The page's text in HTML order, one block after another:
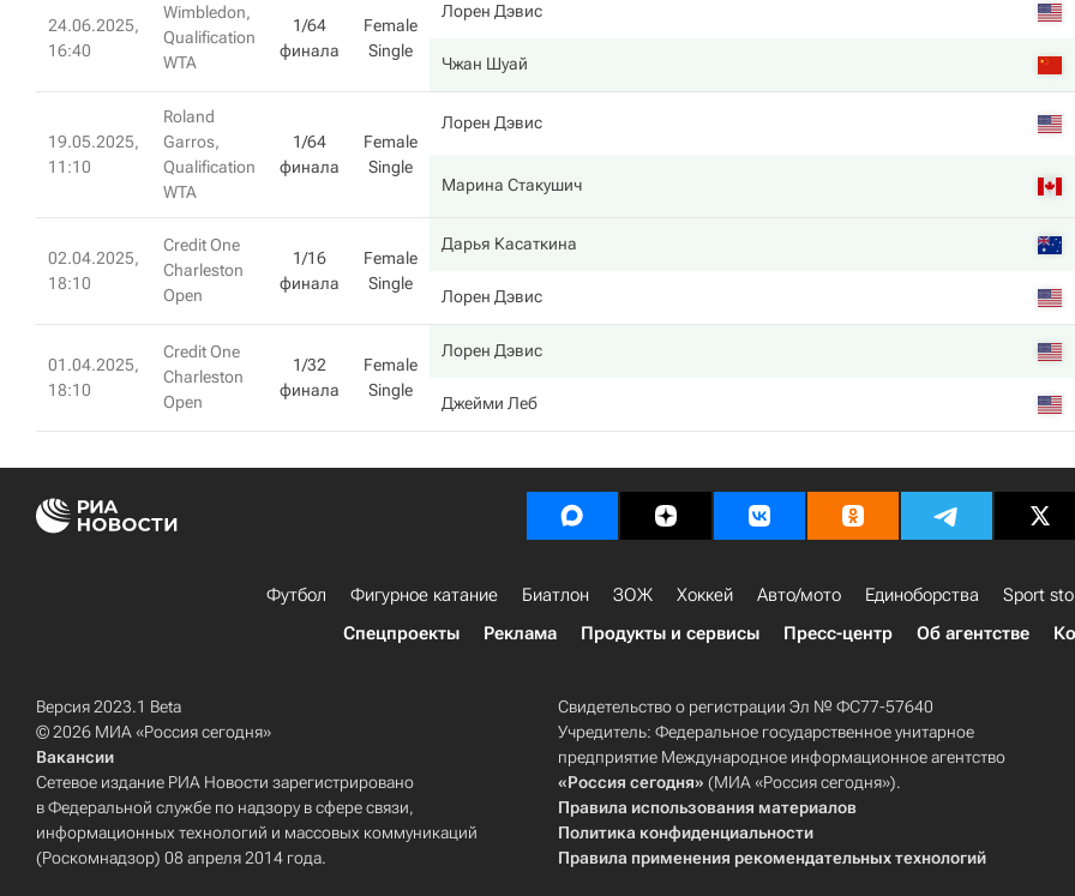
24.06.2025,
16:40
Wimbledon,
Qualification
WTA
1/64
финала
Female
Single
Лорен Дэвис
Чжан Шуай
19.05.2025,
11:10
Roland
Garros,
Qualification
WTA
1/64
финала
Female
Single
Лорен Дэвис
Марина Стакушич
02.04.2025,
18:10
Credit One
Charleston
Open
1/16
финала
Female
Single
Дарья Касаткина
Лорен Дэвис
01.04.2025,
18:10
Credit One
Charleston
Open
1/32
финала
Female
Single
Лорен Дэвис
Джейми Леб
Футбол Фигурное катание Биатлон ЗОЖ Хоккей Авто/мото Единоборства Sport
Спецпроекты
Реклама Продукты и сервисы Пресс-центр Об агентстве
Версия 2023.1 Beta
© 2026 МИА «Россия сегодня»
Вакансии
Сетевое издание РИА Новости зарегистрировано
в Федеральной службе по надзору в сфере связи,
информационных технологий и массовых коммуникаций
(Роскомнадзор) 08 апреля 2014 года.
Свидетельство о регистрации Эл № ФС77-57640
Учредитель: Федеральное государственное унитарное
предприятие Международное информационное агентство
«Россия сегодня» (МИА «Россия сегодня»).
Правила использования материалов
Политика конфиденциальности
Правила применения рекомендательных технологий